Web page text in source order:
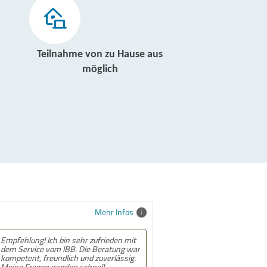
Teilnahme von zu Hause aus
möglich
Mehr Infos
mit
war
Empfehlung! Ich habe beim IBB Essen
eine Umschulung zur Kauffrau im
Gesundheitswesen gemacht.